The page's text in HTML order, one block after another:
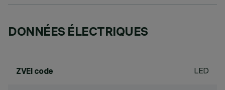
DONNÉES ÉLECTRIQUES
ZVEI code LED